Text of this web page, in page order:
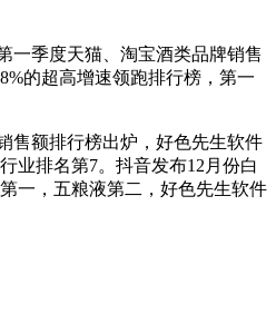
季度天猫、淘宝酒类品牌销售
的超高增速领跑排行榜，第一
额排行榜出炉，好色先生软件
业排名第7。抖音发布12月份白
一，五粮液第二，好色先生软件